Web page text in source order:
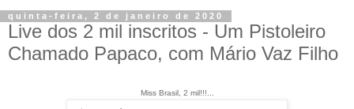
quinta-feira, 2 de janeiro de 2020
Live dos 2 mil inscritos - Um Pistoleiro
Chamado Papaco, com Mário Vaz Filho
Miss Brasil, 2 mil!!!...